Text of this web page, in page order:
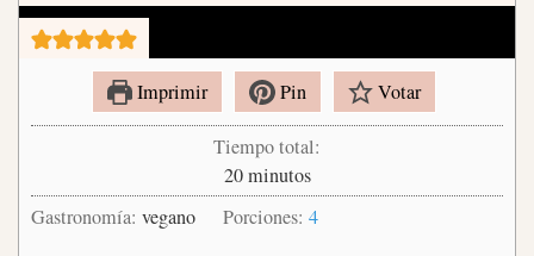
Imprimir Pin Votar
Tiempo total:
20minutos
minutos
Gastronomía: vegano Porciones:4